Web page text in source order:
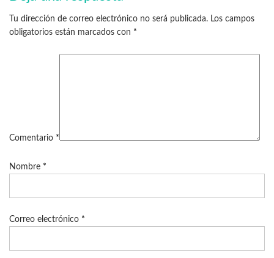
Tu dirección de correo electrónico no será publicada. Los campos
obligatorios están marcados con *
Comentario *
Nombre *
Correo electrónico *